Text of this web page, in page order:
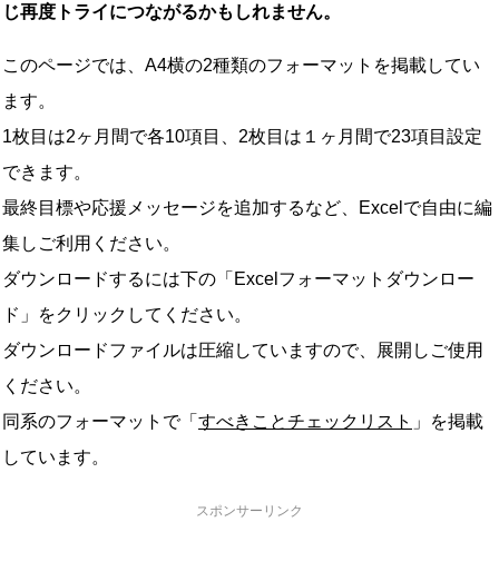
じ再度トライにつながるかもしれません。
このページでは、A4横の2種類のフォーマットを掲載してい
ます。
1枚目は2ヶ月間で各10項目、2枚目は１ヶ月間で23項目設定
できます。
最終目標や応援メッセージを追加するなど、Excelで自由に編
集しご利用ください。
ダウンロードするには下の「Excelフォーマットダウンロー
ド」をクリックしてください。
ダウンロードファイルは圧縮していますので、展開しご使用
ください。
同系のフォーマットで「 すべきことチェックリスト 」を掲載
しています。
スポンサーリンク